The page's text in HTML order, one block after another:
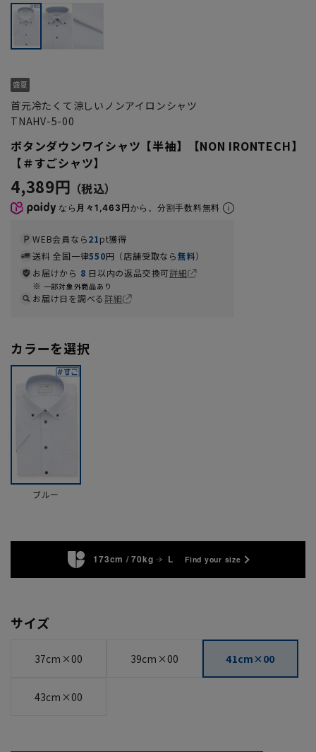
首元冷たくて涼しいノンアイロンシャツ
TNAHV-5-00
ボタンダウンワイシャツ【半袖】【NON IRONTECH】
【＃すごシャツ】
4,389円
なら 月々1,463円から。分割手数料無料
WEB会員なら21pt獲得
送料 全国一律550円（店舗受取なら無料）
お届けから 8 日以内の返品交換可詳細
一部対象外商品あり
お届け日を調べる詳細
カラーを選択
ブルー
173cm / 70kg L Find your size
サイズ
37cm×00 39cm×00 41cm×00
43cm×00